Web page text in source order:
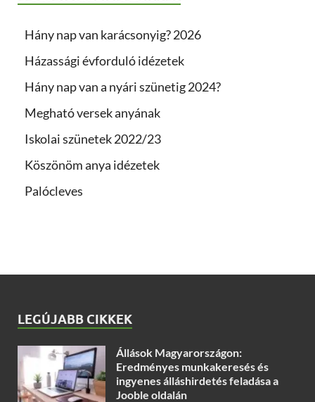
Hány nap van karácsonyig? 2026
Házassági évforduló idézetek
Hány nap van a nyári szünetig 2024?
Megható versek anyának
Iskolai szünetek 2022/23
Köszönöm anya idézetek
Palócleves
LEGÚJABB CIKKEK
Állások Magyarországon:
Eredményes munkakeresés és
ingyenes álláshirdetés feladása a
Jooble oldalán